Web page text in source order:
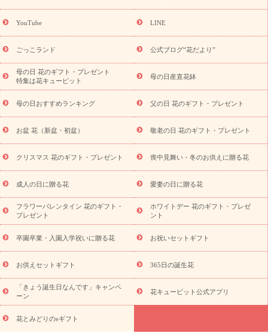
(トルコキキョウ)
9月の誕生花(リンドウ)
ら探す
お祝いの花特集 当日配達特急便 お祝い商品一覧
念日
結婚祝い 出産祝い 退院祝い・快気祝い
寿祝い
プチギフト ペットのお祝いフラワー
供え・お悔やみ商品一覧
お供え・お悔やみの花
四十九日法要以
お供え プリザーブドフラワー
ペットのお供えフラワー
お盆（新
盆・初盆）
その他 お祝い返し お見舞い
お取り寄せギフト
ビジネス用
ご自宅用 観葉植物 ミディ胡蝶蘭
プリザーブ
ドフラワー
スタイルから探す アレンジメント 花束
スタ
ンド花
お祝い お供え・お悔やみ 胡蝶蘭 胡蝶蘭・花鉢
ディ胡蝶蘭・お祝い
ミディ胡蝶蘭・お供え
世界初の青色胡蝶蘭
観葉植物
観葉植物 産直多肉植物
プリザーブドフラワー
お祝い
お供え・お悔やみ 花とセットギフト
セミオーダー
プチギフト（hanamore -ハナモア-）
花とみどりのeギフト
キューピットのeGfit
カラー ピンク イエローオレンジ
レッ
ド
お花の種類 トルコキキョウ
お祝い お祝い・3000円～ お祝い・4000円～
お祝い・
5000円～
お祝い・7000円～ お祝い・ 10000円～
お供え・お
悔やみ
円～
お供え・お悔やみ・
読み物
YouTube LINE
ごっこランド 公式ブログ“花だより”
母の日 花のギフト・プレゼント
特集は花キューピット
母の日産直花鉢
母の日おすすめランキング 父の日 花のギフト・プレゼント
お盆 花（新盆・初盆） 敬老の日 花のギフト・プレゼント
クリスマス 花のギフト・プレゼント 喪中見舞い・冬のお供えに贈る花
成人の日に贈る花 愛妻の日に贈る花
フラワーバレンタイン 花のギフト・
プレゼント
ホワイトデー 花のギフト・プレゼ
ント
卒園卒業・入園入学祝いに贈る花 お祝いセットギフト
お供えセットギフト 365日の誕生花
「きょう誕生日なんです」キャンペ
ーン
花キューピット公式アプリ
花とみどりのeギフト